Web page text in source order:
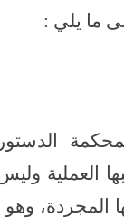
ما يلي :
العملية
المجردة، وهو